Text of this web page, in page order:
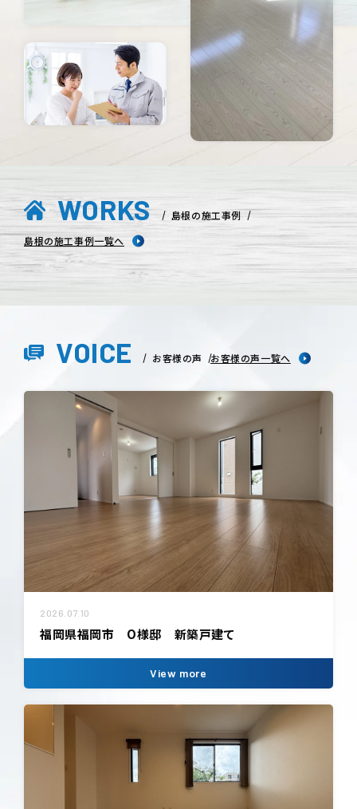
WORKS
島根の施工事例
島根の施工事例一覧へ
VOICE お客様の声 お客様の声一覧へ
2026.07.10
福岡県福岡市 O様邸 新築戸建て
View more